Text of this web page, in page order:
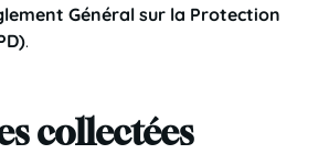
Général sur la Protection
.
collectées